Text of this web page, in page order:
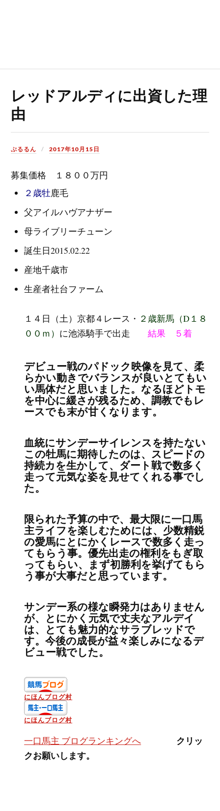
レッドアルディに出資した理
由
ぷるるん 2017年10月15日
募集価格 １８００万円
２歳牡鹿毛
父アイルハヴアナザー
母ライブリーチューン
誕生日2015.02.22
産地千歳市
生産者社台ファーム
１４日（土）京都４レース・ ２歳新馬（D１８
００ｍ） に池添騎手で出走結果 ５着
デビュー戦のパドック映像を見て、柔
らかい動きでバランスが良いとてもい
い馬体だと思いました。なるほどトモ
を中心に緩さが残るため、調教でもレ
ースでも末が甘くなります。
血統にサンデーサイレンスを持たない
この牡馬に期待したのは、スピードの
持続カを生かして、ダート戦で数多く
走って元気な姿を見せてくれる事でし
た。
限られた予算の中で、最大限に一口馬
主ライフを楽しむためには、少数精鋭
の愛馬にとにかくレースで数多く走っ
てもらう事。優先出走の権利をもぎ取
ってもらい、まず初勝利を挙げてもら
う事が大事だと思っています。
サンデー系の様な瞬発力はありません
が、とにかく元気で丈夫なアルデイ
は、とても魅力的なサラブレッドで
す。今後の成長が益々楽しみになるデ
ビュー戦でした。
にほんブログ村
にほんブログ村
一口馬主 ブログランキングへ
クリッ
クお願いします。